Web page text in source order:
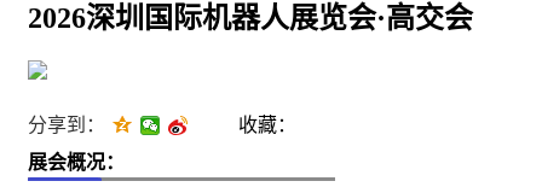
2026深圳国际机器人展览会·高交会
分享到：
收藏：
展会概况：